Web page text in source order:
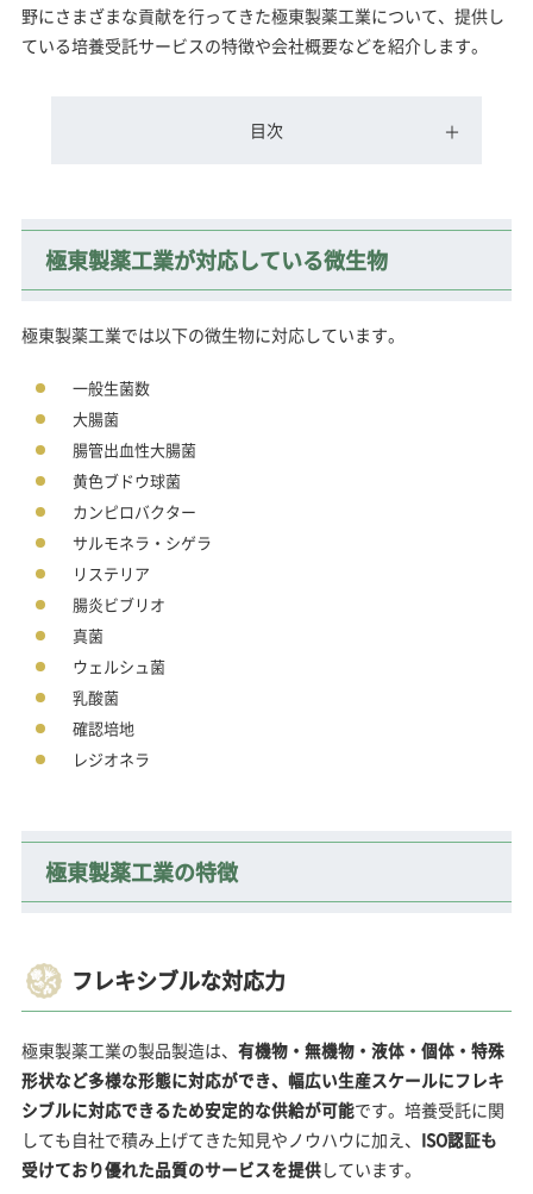
野にさまざまな貢献を行ってきた極東製薬工業について、提供し
ている培養受託サービスの特徴や会社概要などを紹介します。
目次
極東製薬工業が対応している微生物
極東製薬工業では以下の微生物に対応しています。
一般生菌数
大腸菌
腸管出血性大腸菌
黄色ブドウ球菌
カンピロバクター
サルモネラ・シゲラ
リステリア
腸炎ビブリオ
真菌
ウェルシュ菌
乳酸菌
確認培地
レジオネラ
極東製薬工業の特徴
フレキシブルな対応力
極東製薬工業の製品製造は、 有機物・無機物・液体・個体・特殊
形状など多様な形態に対応ができ、幅広い生産スケールにフレキ
シブルに対応できるため安定的な供給が可能です。培養受託に関
しても自社で積み上げてきた知見やノウハウに加え、 ISO認証も
受けており優れた品質のサービスを提供しています。